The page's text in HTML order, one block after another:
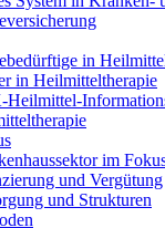
in
in Heilmitteltherapie
im
und Vergütung
und Strukturen